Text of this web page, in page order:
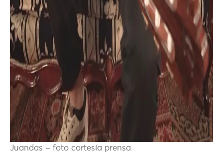
Juandas – foto cortesía prensa